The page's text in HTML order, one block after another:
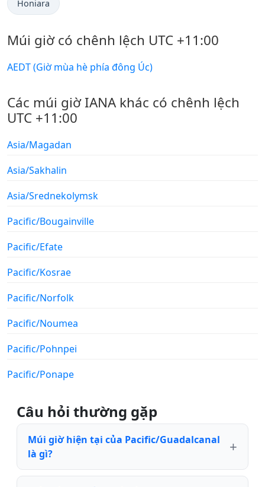
Honiara
Múi giờ có chênh lệch UTC +11:00
AEDT (Giờ mùa hè phía đông Úc)
Các múi giờ IANA khác có chênh lệch
UTC +11:00
Asia/Magadan
Asia/Sakhalin
Asia/Srednekolymsk
Pacific/Bougainville
Pacific/Efate
Pacific/Kosrae
Pacific/Norfolk
Pacific/Noumea
Pacific/Pohnpei
Pacific/Ponape
Câu hỏi thường gặp
Múi giờ hiện tại của Pacific/Guadalcanal
là gì?